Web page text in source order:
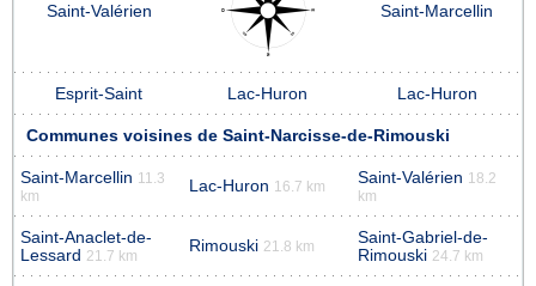
Saint-Valérien Saint-Marcellin
Esprit-Saint Lac-Huron Lac-Huron
Communes voisines de Saint-Narcisse-de-Rimouski
Saint-Marcellin 11.3
km
Lac-Huron 16.7 km Saint-Valérien 18.2
km
Saint-Anaclet-de-
Lessard 21.7 km
Rimouski 21.8 km
Saint-Gabriel-de-
Rimouski 24.7 km